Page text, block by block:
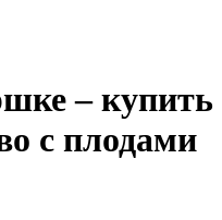
– купить
с плодами